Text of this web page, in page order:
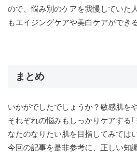
ので、悩み別のケアを我慢していた
もエイジングケアや美白ケアができ
まとめ
いかがでしたでしょうか？敏感肌を
それぞれの悩みもしっかりケアする
なたのなりたい肌を目指してみては
今回の記事を是非参考に、正しい知